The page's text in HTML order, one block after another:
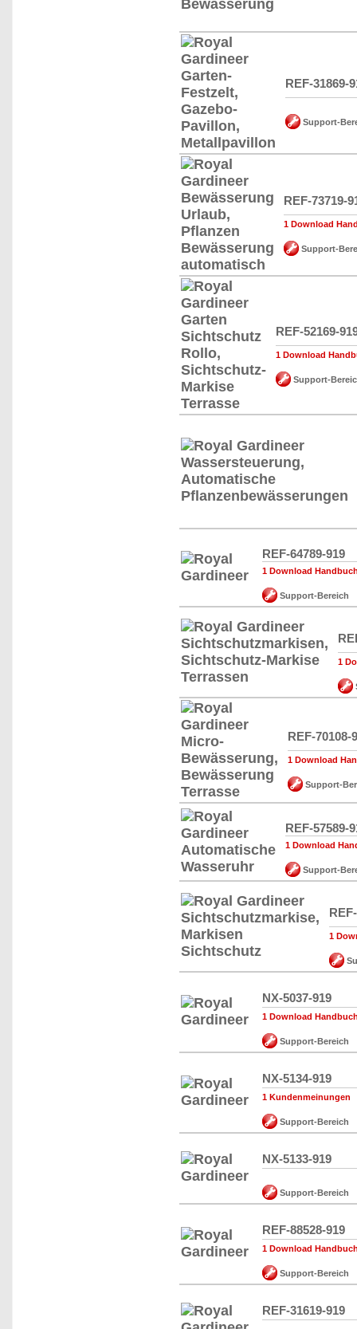
REF-31869-
Support-
REF-73719-
1 Download
Support-
REF-52169-
1 Download
Support-
REF-64789-919
1 Download
Support-Bereich
1
REF-70108-
1 Download
Support-
REF-57589-
1 Download
Support-
1
NX-5037-919
1 Download
Support-Bereich
NX-5134-919
1 Kundenmeinungen
Support-Bereich
NX-5133-919
Support-Bereich
REF-88528-919
1 Download
Support-Bereich
REF-31619-919